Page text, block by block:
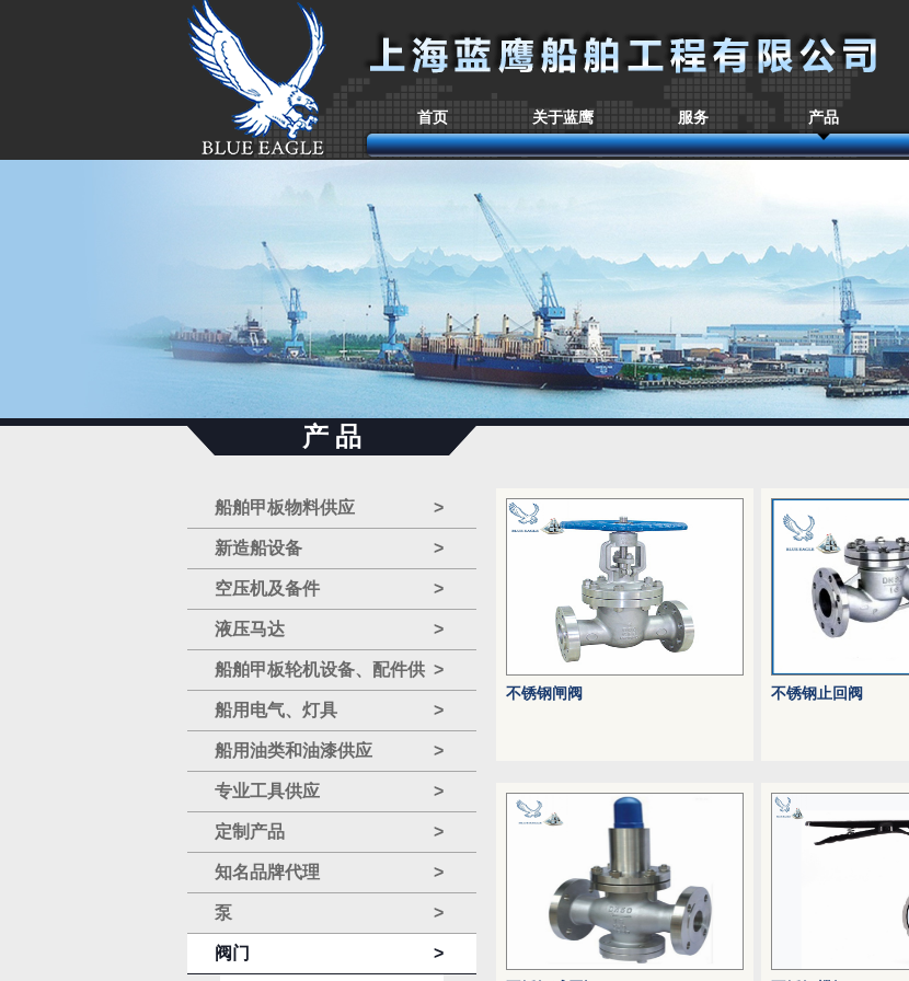
首页 关于蓝鹰 服务 产品
产 品
船舶甲板物料供应 >
新造船设备 >
空压机及备件 >
液压马达 >
船舶甲板轮机设备、配件供
应
>
船用电气、灯具 >
船用油类和油漆供应 >
专业工具供应 >
定制产品 >
知名品牌代理 >
泵 >
阀门 >
不锈钢闸阀 不锈钢止回阀